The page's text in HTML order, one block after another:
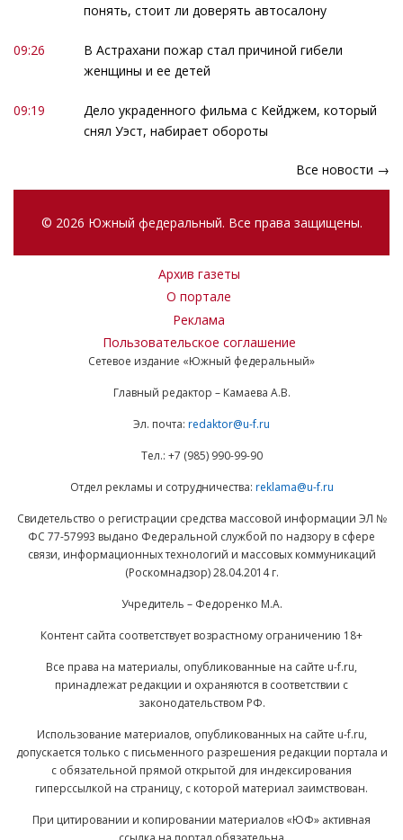
понять, стоит ли доверять автосалону
09:26
В Астрахани пожар стал причиной гибели
женщины и ее детей
09:19
Дело украденного фильма с Кейджем, который
снял Уэст, набирает обороты
Все новости →
© 2026 Южный федеральный. Все права защищены.
Архив газеты
О портале
Реклама
Пользовательское соглашение
Сетевое издание «Южный федеральный»
Главный редактор – Камаева А.В.
Эл. почта: redaktor@u-f.ru
Тел.: +7 (985) 990-99-90
Отдел рекламы и сотрудничества: reklama@u-f.ru
Свидетельство о регистрации средства массовой информации ЭЛ №
ФС 77-57993 выдано Федеральной службой по надзору в сфере
связи, информационных технологий и массовых коммуникаций
(Роскомнадзор) 28.04.2014 г.
Учредитель – Федоренко М.А.
Контент сайта соответствует возрастному ограничению 18+
Все права на материалы, опубликованные на сайте u-f.ru,
принадлежат редакции и охраняются в соответствии с
законодательством РФ.
Использование материалов, опубликованных на сайте u-f.ru,
допускается только с письменного разрешения редакции портала и
с обязательной прямой открытой для индексирования
гиперссылкой на страницу, с которой материал заимствован.
При цитировании и копировании материалов «ЮФ» активная